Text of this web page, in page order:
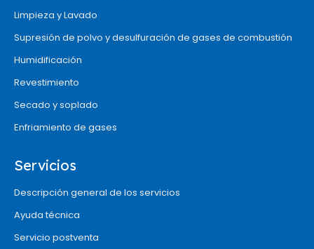
Limpieza y Lavado
Supresión de polvo y desulfuración de gases de combustión
Humidificación
Revestimiento
Secado y soplado
Enfriamiento de gases
Servicios
Descripción general de los servicios
Ayuda técnica
Servicio postventa